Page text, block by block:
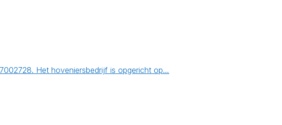
Het hoveniersbedrijf is opgericht op…